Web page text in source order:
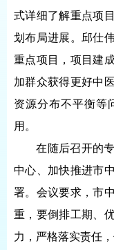
式详细了解重点项
划布局进展。邱仕
重点项目，项目建
加群众获得更好中
资源分布不平衡等
用。
在随后召开的专
中心、加快推进市
署。会议要求，市
重，要倒排工期、
力，严格落实责任